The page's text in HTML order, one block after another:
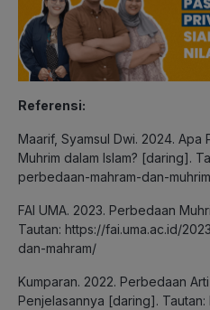
Referensi:
Maarif, Syamsul Dwi. 2024. Apa
Muhrim dalam Islam? [daring].
perbedaan-mahram-dan-
FAI UMA. 2023. Perbedaan
Tautan: https://fai.uma.ac.id/
dan-mahram/
Kumparan. 2022. Perbedaan
Penjelasannya [daring].